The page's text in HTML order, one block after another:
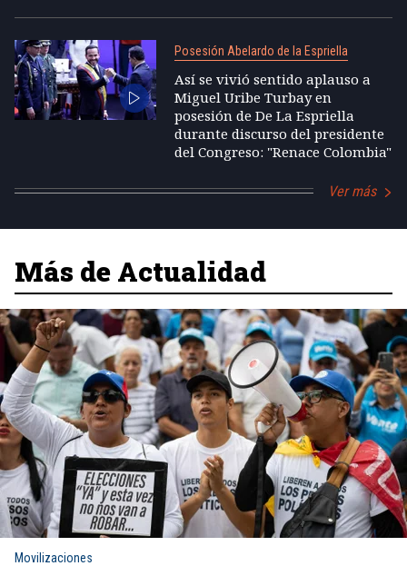
Posesión Abelardo de la Espriella
Así se vivió sentido aplauso a
Miguel Uribe Turbay en
posesión de De La Espriella
durante discurso del presidente
del Congreso: "Renace Colombia"
Ver más
Más de Actualidad
Movilizaciones